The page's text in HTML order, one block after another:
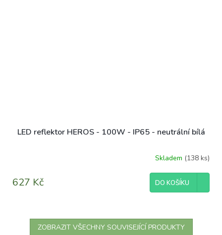
LED reflektor HEROS - 100W - IP65 - neutrální bílá
Skladem (138 ks)
627 Kč DO KOŠÍKU
ZOBRAZIT VŠECHNY SOUVISEJÍCÍ PRODUKTY